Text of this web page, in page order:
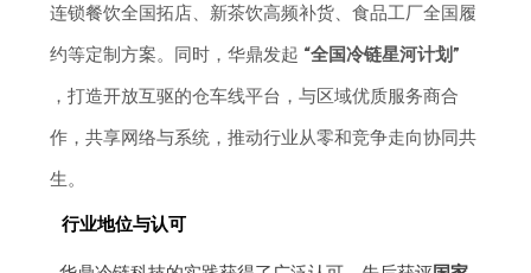
连锁餐饮全国拓店、新茶饮高频补货、食品工厂全国履
约等定制方案。同时，华鼎发起 “全国冷链星河计划”
，打造开放互驱的仓车线平台，与区域优质服务商合
作，共享网络与系统，推动行业从零和竞争走向协同共
生。
行业地位与认可